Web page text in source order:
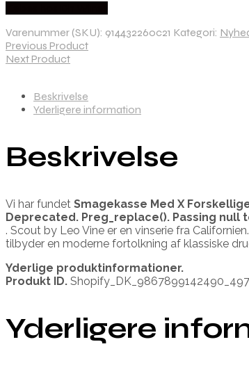
Varenummer (SKU): 914432260c21 Kategori:
Previous Product
Next Product
Beskrivelse
Yderligere information
Beskrivelse
Vi har fundet Smagekasse Med X
Deprecated. Preg_replace(). Passing
. Scout by Leo Vine er en vinserie fra
tilbyder en moderne fortolkning af klassiske
Yderlige produktinformationer.
Produkt ID.
Yderligere